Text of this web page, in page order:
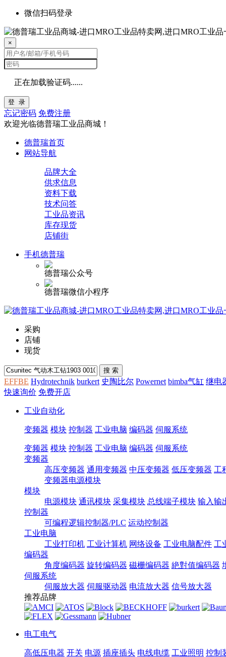
微信扫码登录
×
正在加载验证码......
登 录
忘记密码 免费注册
欢迎光临德普瑞工业品商城！
德普瑞首页
网站导航
品牌大全
供求信息
资料下载
技术问答
工业品资讯
库存现货
店铺街
手机德普瑞
德普瑞公众号
德普瑞微信小程序
采购
店铺
现货
EFFBE Hydrotechnik burkert 史陶比尔 Powernet bimba气缸 继电
快速询价 免费开店
工业自动化
变频器 模块 控制器 工业电脑 编码器 伺服系统
变频器 模块 控制器 工业电脑 编码器 伺服系统
变频器
高压变频器 通用变频器 中压变频器 低压变频器 工
变频器电源模块
模块
电源模块 通讯模块 采集模块 总线端子模块 输入输
控制器
可编程逻辑控制器/PLC 运动控制器
工业电脑
工业打印机 工业计算机 网络设备 工业电脑配件 工
编码器
角度编码器 旋转编码器 磁栅编码器 絶對值编码器
伺服系统
伺服放大器 伺服驱动器 电流放大器 信号放大器
推荐品牌
电工电气
高低压电器 开关 电源 插座插头 电线电缆 工业照明 控制